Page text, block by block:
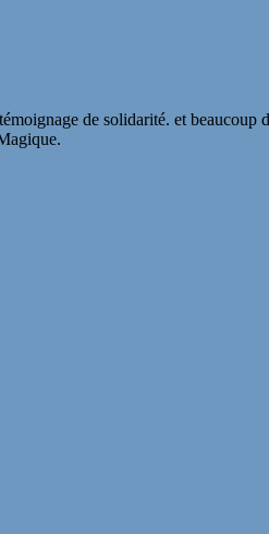
de solidarité. et beaucoup